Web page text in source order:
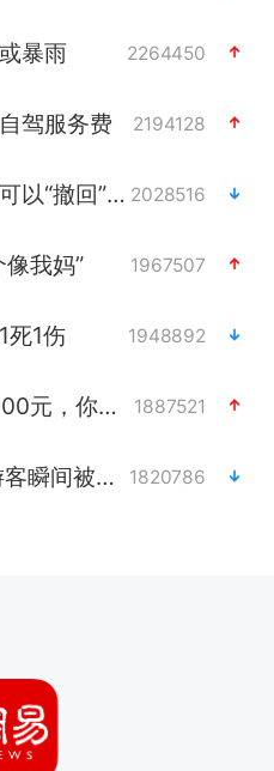
暴雨 2264450
驾服务费 2194128
微信又有新功能，你可以“撤回”你的撤回了！ 2028516
我妈” 1967507
死1伤 1948892
上四休三，但降薪1000元，你接受吗？ 1887521
西湖突现狂风暴雨 游客瞬间被浇透 1820786